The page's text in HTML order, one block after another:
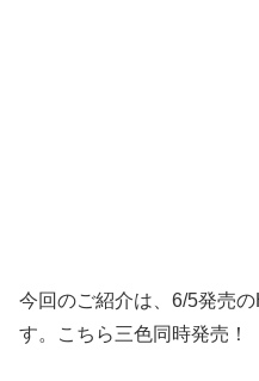
今回のご紹介は、6/5発売
す。こちら三色同時発売！